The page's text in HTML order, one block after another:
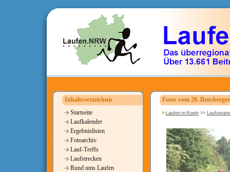
Inhaltsverzeichnis
Startseite
Laufkalender
Ergebnislisten
Fotoarchiv
Lauf-Treffs
Laufstrecken
Rund ums Laufen
Fotos vom 20.
Laufen-in-Koeln>>